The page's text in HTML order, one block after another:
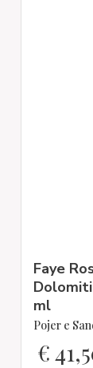
Faye
ml
Pojer e
€